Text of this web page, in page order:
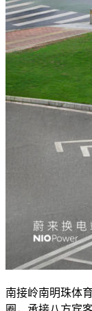
南接岭南明珠体